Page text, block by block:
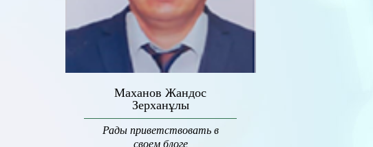
Маханов Жандос
Зерханұлы
Рады приветствовать в
своем блоге